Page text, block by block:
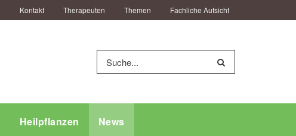
Kontakt Therapeuten Themen Fachliche Aufsicht
Heilpflanzen News